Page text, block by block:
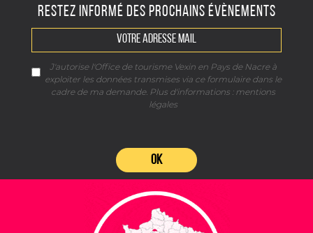
RESTEZ INFORMÉ DES PROCHAINS ÉVÈNEMENTS
J'autorise l'Office de tourisme Vexin en Pays de Nacre à
exploiter les données transmises via ce formulaire dans le
cadre de ma demande. Plus d'informations : mentions
légales
OK